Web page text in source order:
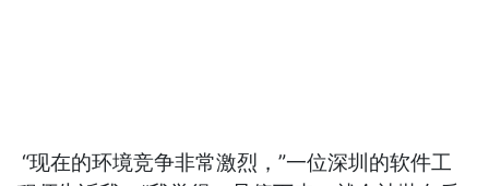
“现在的环境竞争非常激烈，”一位深圳的软件工